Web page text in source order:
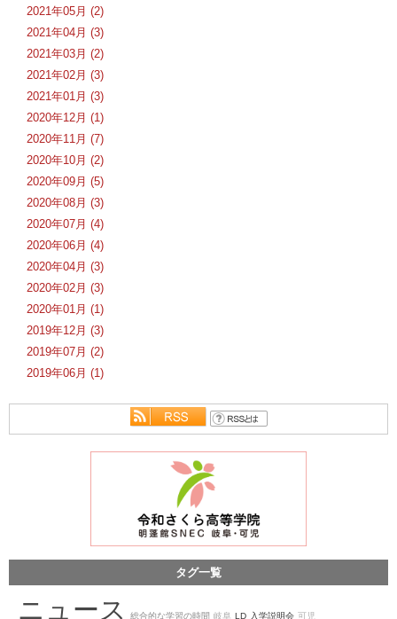
2021年05月 (2)
2021年04月 (3)
2021年03月 (2)
2021年02月 (3)
2021年01月 (3)
2020年12月 (1)
2020年11月 (7)
2020年10月 (2)
2020年09月 (5)
2020年08月 (3)
2020年07月 (4)
2020年06月 (4)
2020年04月 (3)
2020年02月 (3)
2020年01月 (1)
2019年12月 (3)
2019年07月 (2)
2019年06月 (1)
タグ一覧
ニュース 総合的な学習の時間 岐阜 LD 入学説明会 可児